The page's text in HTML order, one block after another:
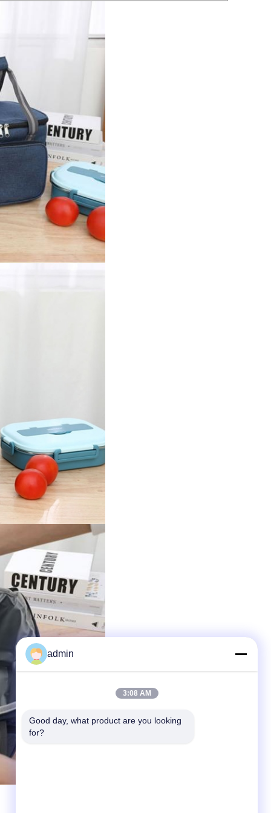
admin
3:08 AM
Good day, what product are you looking
for?